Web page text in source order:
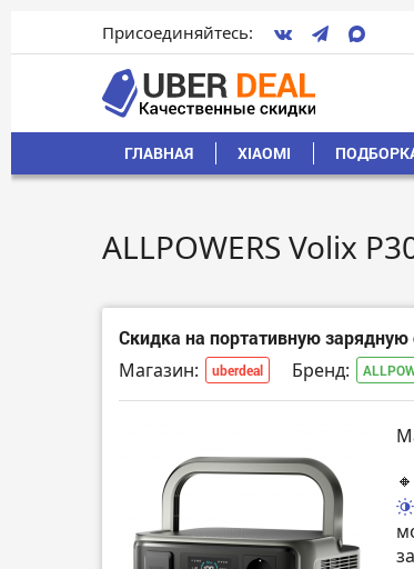
Присоединяйтесь:
ГЛАВНАЯ XIAOMI
ALLPOWERS Volix
Скидка на портативную зарядную
Магазин: uberdeal Бренд: